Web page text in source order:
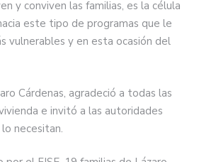
y conviven las familias, es la célula
este tipo de programas que le
vulnerables y en esta ocasión del
Cárdenas, agradeció a todas las
e invitó a las autoridades
necesitan.